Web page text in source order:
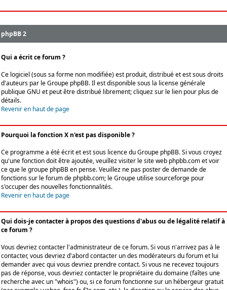
phpBB 2
Qui a écrit ce forum ?
Ce logiciel (sous sa forme non modifiée) est produit, distribué et est sous droits
d'auteurs par leGroupe phpBB. Il est disponible sous la license générale
publique GNU et peut être distribué librement; cliquez sur le lien pour plus de
détails.
Revenir en haut de page
Pourquoi la fonction X n'est pas disponible ?
Ce programme a été écrit et est sous licence du Groupe phpBB. Si vous croyez
qu'une fonction doit être ajoutée, veuillez visiter le site web phpbb.com et voir
ce que le groupe phpBB en pense. Veuillez ne pas poster de demande de
fonctions sur le forum de phpbb.com; le Groupe utilise sourceforge pour
s'occuper des nouvelles fonctionnalités.
Revenir en haut de page
Qui dois-je contacter à propos des questions d'abus ou de légalité relatif à
ce forum ?
Vous devriez contacter l'administrateur de ce forum. Si vous n'arrivez pas à le
contacter, vous devriez d'abord contacter un des modérateurs du forum et lui
demander avec qui vous devriez prendre contact. Si vous ne recevez toujours
pas de réponse, vous devriez contacter le propriétaire du domaine (faîtes une
recherche avec un "whois") ou, si ce forum fonctionne sur un hébergeur gratuit